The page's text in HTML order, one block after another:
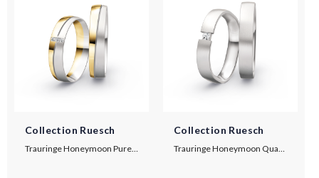
Collection Ruesch
Trauringe Honeymoon Pure V
Collection Ruesch
Trauringe Honeymoon Quadra